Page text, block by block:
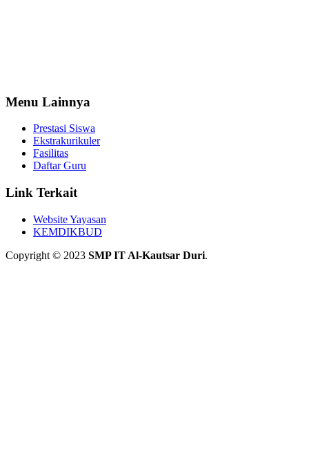
Menu Lainnya
Prestasi Siswa
Ekstrakurikuler
Fasilitas
Daftar Guru
Link Terkait
Website Yayasan
KEMDIKBUD
Copyright © 2023 SMP IT Al-Kautsar Duri.